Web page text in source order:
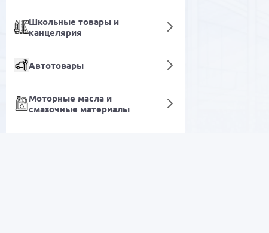
Школьные товары и
канцелярия
Автотовары
Моторные масла и
смазочные материалы